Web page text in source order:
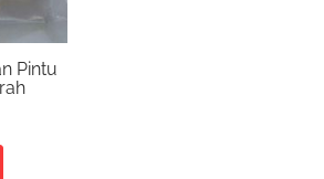
Pintu